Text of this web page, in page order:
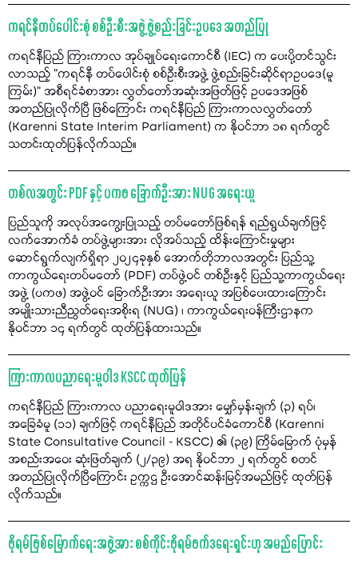
ကရင်နီတပ်ပေါင်းစုံ စစ်ဦးစီးအဖွဲ့ ဖွဲ့စည်းခြင်းဥပဒေ အတည်ပြု
ကရင်နီပြည် ကြားကာလ အုပ်ချုပ်ရေးကောင်စီ (IEC) က ပေးပို့တင်သွင်း
လာသည့် "ကရင်နီ တပ်ပေါင်းစုံ စစ်ဦးစီးအဖွဲ့ ဖွဲ့စည်းခြင်းဆိုင်ရာဥပဒေ(မူ
ကြမ်း)” အစီရင်ခံစာအား လွှတ်တော်အဆုံးအဖြတ်ဖြင့် ဥပဒေအဖြစ်
အတည်ပြုလိုက်ပြီ ဖြစ်ကြောင်း ကရင်နီပြည် ကြားကာလလွှတ်တော်
(Karenni State Interim Parliament) က နိုဝင်ဘာ ၁၈ ရက်တွင်
သတင်းထုတ်ပြန်လိုက်သည်။
တစ်လအတွင်း PDF နှင့် ပကဖ ခြောက်ဦးအား NUG အရေးယူ
ပြည်သူကို အလုပ်အကျွေးပြုသည့် တပ်မတော်ဖြစ်ရန် ရည်ရွယ်ချက်ဖြင့်
လက်အောက်ခံ တပ်ဖွဲ့များအား လိုအပ်သည့် ထိန်းကြောင်းမှုများ
ဆောင်ရွက်လျက်ရှိရာ ၂၀၂၄ခုနှစ် အောက်တိုဘာလအတွင်း ပြည်သူ့
ကာကွယ်ရေးတပ်မတော် (PDF) တပ်ဖွဲ့ဝင် တစ်ဦးနှင့် ပြည်သူ့ကာကွယ်ရေး
အဖွဲ့ (ပကဖ) အဖွဲ့ဝင် ခြောက်ဦးအား အရေးယူ အပြစ်ပေးထားကြောင်း
အမျိုးသားညီညွတ်ရေးအစိုးရ (NUG) ၊ ကာကွယ်ရေးဝန်ကြီးဌာနက
နိုဝင်ဘာ ၁၄ ရက်တွင် ထုတ်ပြန်ထားသည်။
ကြားကာလပညာရေးမူဝါဒ KSCC ထုတ်ပြန်
ကရင်နီပြည် ကြားကာလ ပညာရေးမူဝါဒအား မျှော်မှန်းချက် (၃) ရပ်၊
အခြေခံမူ (၁၁) ချက်ဖြင့် ကရင်နီပြည် အတိုင်ပင်ခံကောင်စီ (Karenni
State Consultative Council - KSCC) ၏ (၃၉) ကြိမ်မြောက် ပုံမှန်
အစည်းအဝေး ဆုံးဖြတ်ချက် (၂/၃၉) အရ နိုဝင်ဘာ ၂ ရက်တွင် စတင်
အတည်ပြုလိုက်ပြီကြောင်း ဥက္ကဌ ဦးအောင်ဆန်းမြင့်အမည်ဖြင့် ထုတ်ပြန်
လိုက်သည်။
ဖိုရမ်ဖြစ်မြောက်ရေးအဖွဲ့အား စစ်ကိုင်းဖိုရမ်ဖက်ဒရေးရှင်းဟု အမည်ပြောင်း